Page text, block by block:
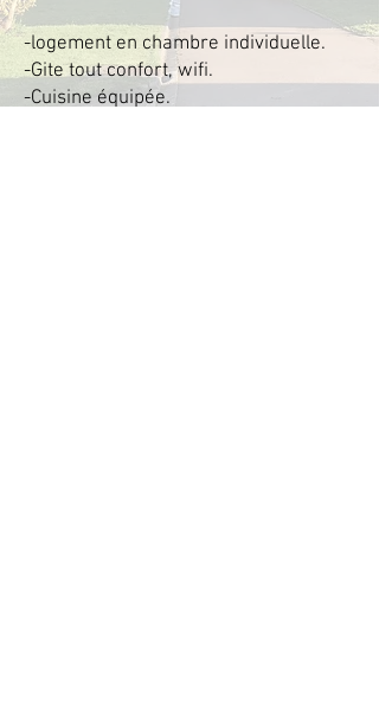
-logement en chambre individuelle.
-Gite tout confort, wifi.
-Cuisine équipée.